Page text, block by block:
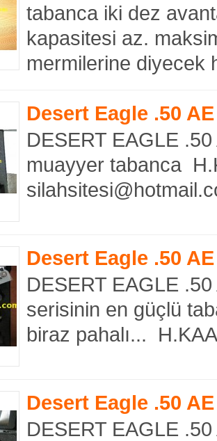
tabanca iki dez
kapasitesi az.
mermilerine
Desert Eagle .50
DESERT EAGLE
muayyer tabanca
Desert Eagle .50
DESERT EAGLE
serisinin en güçlü
biraz pahalı...
Desert Eagle .50
DESERT EAGLE